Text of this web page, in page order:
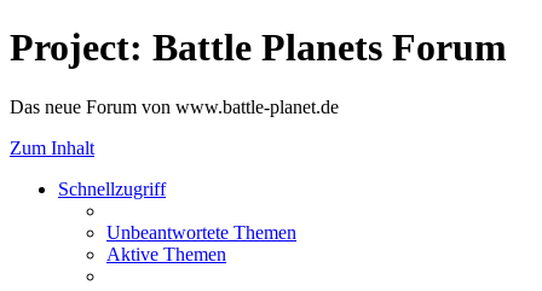
Project: Battle Planets Forum
Das neue Forum von www.battle-planet.de
Zum Inhalt
Schnellzugriff
Unbeantwortete Themen
Aktive Themen